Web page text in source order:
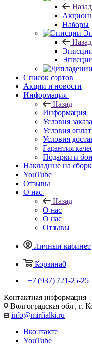
Назад
Наборы
Назад
Эписции
Список сортов
Акции и новости
Информация
Назад
Информация
Условия заказа
Условия
Условия
Гарантия
Подарки и
Накладные на
YouTube
Отзывы
О нас
Назад
О нас
О нас
Отзывы
Личный кабинет
Корзина0
+7 (937) 721-25-25
Контактная информация
Волгоградская обл., г.
info@mirfialki.ru
Вконтакте
YouTube